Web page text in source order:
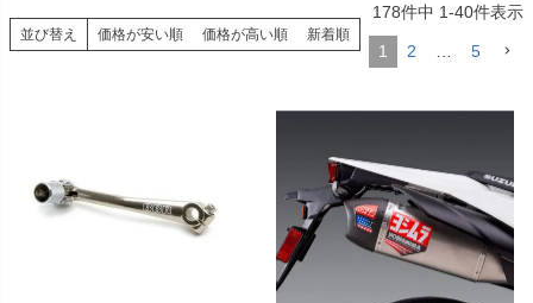
並び替え 価格が安い順 価格が高い順 新着順
178件中 1-40件表示
1 2 5